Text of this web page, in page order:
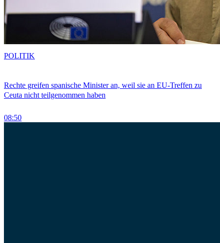
Rechte greifen spanische Minister an, weil sie an EU-Treffen zu
Ceuta nicht teilgenommen haben
08:50
POLITIK